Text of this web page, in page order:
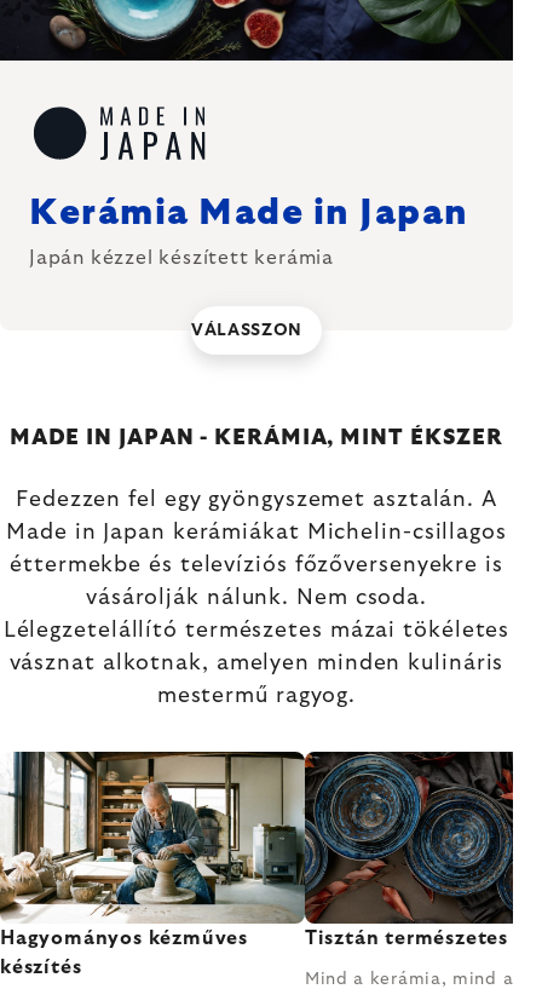
Kerámia Made in Japan
Japán kézzel készített kerámia
VÁLASSZON
MADE IN JAPAN - KERÁMIA, MINT ÉKSZER
Fedezzen fel egy gyöngyszemet asztalán. A
Made in Japan kerámiákat Michelin-csillagos
éttermekbe és televíziós főzőversenyekre is
vásárolják nálunk. Nem csoda.
Lélegzetelállító természetes mázai tökéletes
vásznat alkotnak, amelyen minden kulináris
mestermű ragyog.
Hagyományos kézműves
készítés
Tisztán természetes
Mind a kerámia, mind a